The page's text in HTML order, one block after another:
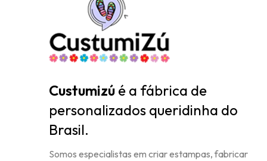
Custumizú é a fábrica de
personalizados queridinha do
Brasil.
Somos especialistas em criar estampas, fabricar